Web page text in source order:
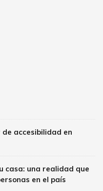
accesibilidad en
casa: una realidad que
en el país